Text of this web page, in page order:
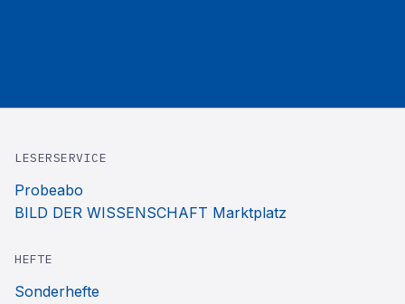
LESERSERVICE
Probeabo
BILD DER WISSENSCHAFT Marktplatz
HEFTE
Sonderhefte